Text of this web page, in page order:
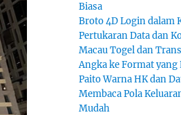
Biasa
Broto 4D Login dalam
Pertukaran Data dan
Macau Togel dan
Angka ke Format
Paito Warna HK dan
Membaca Pola
Mudah